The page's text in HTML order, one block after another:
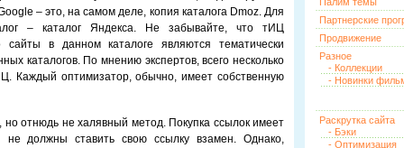
– это, на самом деле, копия каталога Dmoz. Для
– каталог Яндекса. Не забывайте, что тИЦ
сайты в данном каталоге являются тематически
каталогов. По мнению экспертов, всего несколько
Каждый оптимизатор, обычно, имеет собственную
отнюдь не халявный метод. Покупка ссылок имеет
должны ставить свою ссылку взамен. Однако,
Партнерские
Продвижение
Разное
- Коллекции
- Новинки
Раскрутка сайта
- Бэки
- Оптимизация